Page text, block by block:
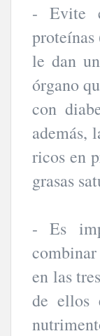
- Evite
proteínas
le dan
órgano
con
además,
ricos en
grasas
- Es
en las
de ellos